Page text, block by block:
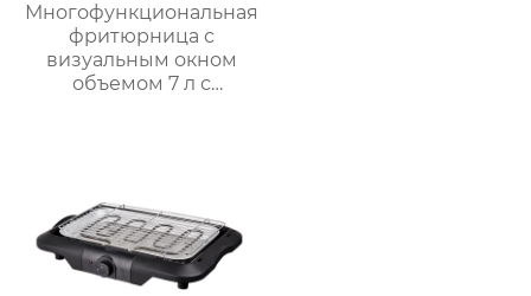
Многофункциональная
фритюрница с
визуальным окном
объемом 7 л с